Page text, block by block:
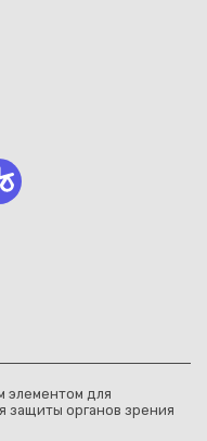
элементом для
защиты органов зрения